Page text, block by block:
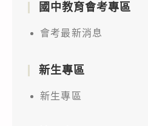
國中教育會考專區
會考最新消息
新生專區
新生專區